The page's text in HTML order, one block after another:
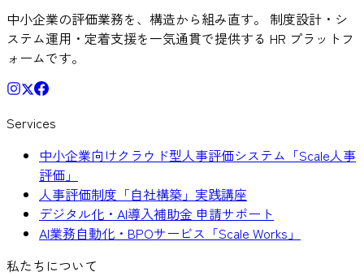
中小企業の評価業務を、構造から組み直す。 制度設計・シ
ステム運用・定着支援を一気通貫で提供する HR プラットフ
ォームです。
Services
中小企業向けクラウド型人事評価システム「Scale人事
評価」
人事評価制度「自社構築」実践講座
デジタル化・AI導入補助金 申請サポート
AI業務自動化・BPOサービス「Scale Works」
私たちについて